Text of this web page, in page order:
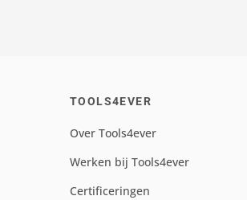
TOOLS4EVER
Over Tools4ever
Werken bij Tools4ever
Certificeringen